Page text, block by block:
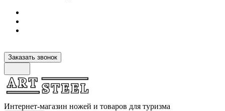
Заказать звонок
Интернет-магазин ножей и товаров для туризма